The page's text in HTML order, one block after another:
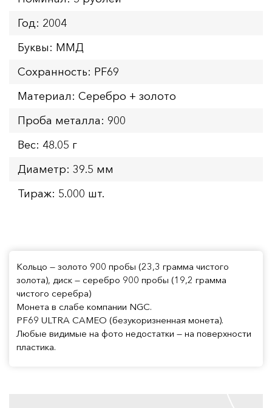
Год: 2004
Буквы: ММД
Сохранность: PF69
Материал: Серебро + золото
Проба металла: 900
Вес: 48.05 г
Диаметр: 39.5 мм
Тираж: 5.000 шт.
Кольцо — золото 900 пробы (23,3 грамма чистого
золота), диск — серебро 900 пробы (19,2 грамма
чистого серебра)
Монета в слабе компании NGC.
PF69 ULTRA CAMEO (безукоризненная монета).
Любые видимые на фото недостатки — на поверхности
пластика.